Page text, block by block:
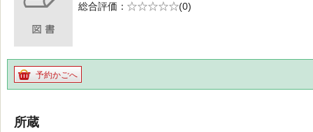
総合評価
5段階評価
(0)
予約かごへ
所蔵